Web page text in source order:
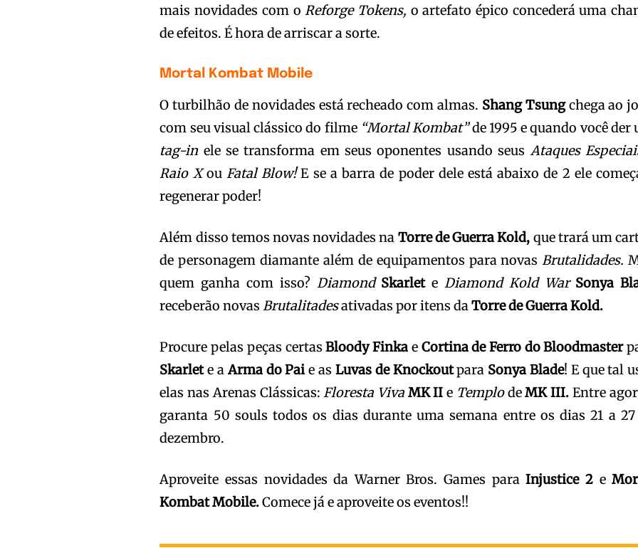
mais novidades com oReforge Tokens, o artefato épico concederá uma
de efeitos. É hora de arriscar a sorte.
Mortal Kombat Mobile
O turbilhão de novidades está recheado com almas. Shang Tsungchega ao
com seu visual clássico do filme “Mortal Kombat”de 1995 e quando você der
tag-in ele se transforma em seus oponentes usando seus Ataques
Raio Xou Fatal Blow!E se a barra de poder dele está abaixo de 2 ele
regenerar poder!
Além disso temos novas novidades na Torre de Guerra Kold, que trará um
de personagem diamante além de equipamentos para novasBrutalidades.
quem ganha com isso? Diamond SkarleteDiamond Kold War Sonya
receberão novasBrutalitadesativadas por itens daTorre de Guerra Kold.
Procure pelas peças certasBloody Finka e Cortina de Ferro do Bloodmaster
Skarlete aArma do Paie as Luvas de Knockoutpara Sonya Blade! E que tal
elas nas Arenas Clássicas: Floresta Viva MK II e TemplodeMK III. Entre
garanta 50 souls todos os dias durante uma semana entre os dias 21 a 27
dezembro.
Aproveite essas novidades da Warner Bros. Games paraInjustice 2e
Kombat Mobile.Comece já e aproveite os eventos!!